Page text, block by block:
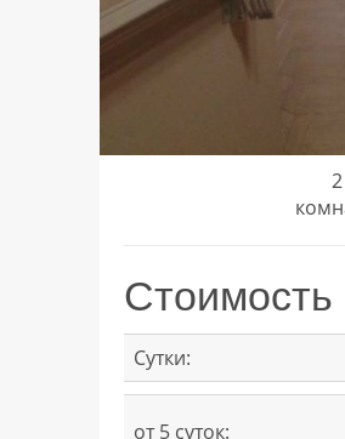
2
Сутки:
от 5 суток: